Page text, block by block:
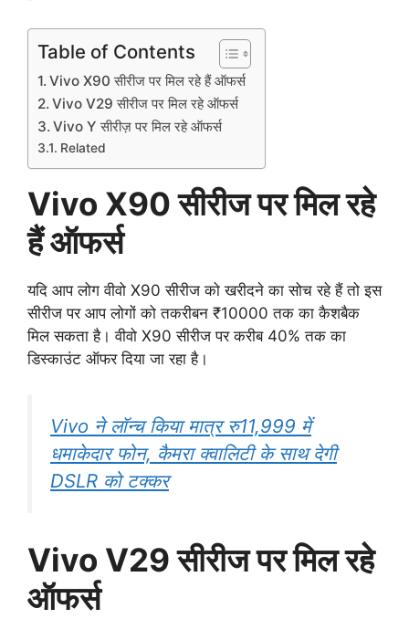
Table of Contents
Vivo X90 सीरीज पर मिल रहे हैं ऑफर्स
Vivo V29 सीरीज पर मिल रहे ऑफर्स
Vivo Y सीरीज़ पर मिल रहे ऑफर्स
Related
Vivo X90 सीरीज पर मिल रहे
हैं ऑफर्स
यदि आप लोग वीवो X90 सीरीज को खरीदने का सोच रहे हैं तो इस
सीरीज पर आप लोगों को तकरीबन ₹10000 तक का कैशबैक
मिल सकता है। वीवो X90 सीरीज पर करीब 40% तक का
डिस्काउंट ऑफर दिया जा रहा है।
Vivo ने लॉन्च किया मात्र रु11,999 में
धमाकेदार फोन, कैमरा क्वालिटी के साथ देगी
DSLR को टक्कर
Vivo V29 सीरीज पर मिल रहे
ऑफर्स